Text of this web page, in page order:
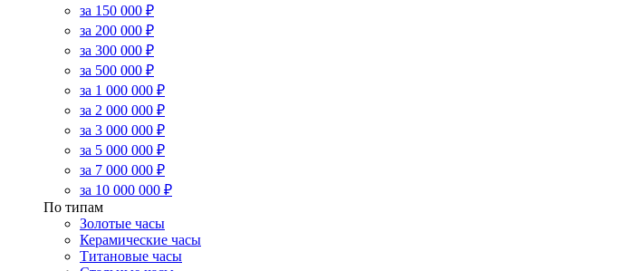
за 150 000 ₽
за 200 000 ₽
за 300 000 ₽
за 500 000 ₽
за 1 000 000 ₽
за 2 000 000 ₽
за 3 000 000 ₽
за 5 000 000 ₽
за 7 000 000 ₽
за 10 000 000 ₽
По типам
Золотые часы
Керамические часы
Титановые часы